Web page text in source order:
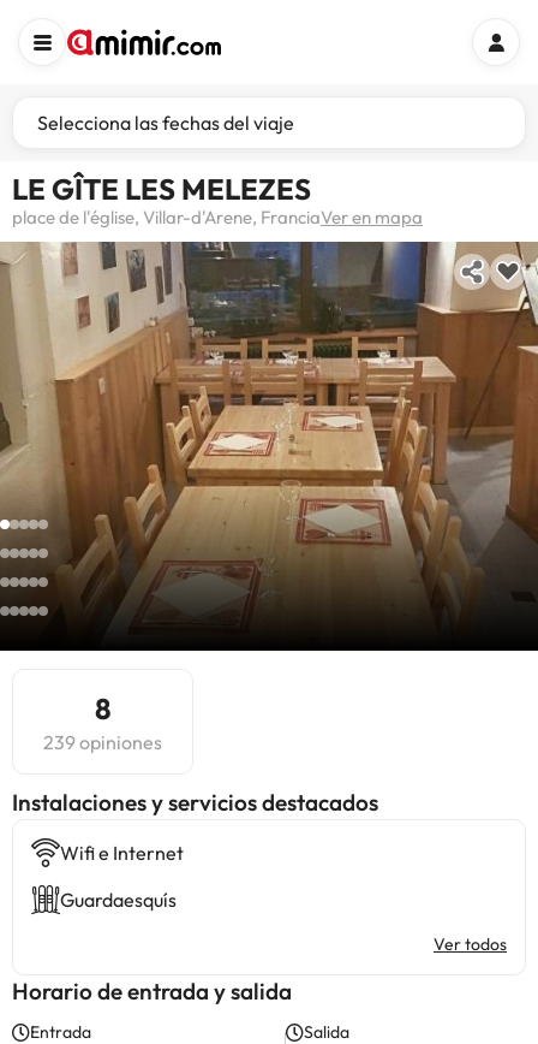
Selecciona las fechas del viaje
LE GÎTE LES MELEZES
place de l'église, Villar-d'Arene, FranciaVer en mapa
8
239 opiniones
Instalaciones y servicios destacados
Wifi e Internet
Guardaesquís
Ver todos
Horario de entrada y salida
Entrada Salida